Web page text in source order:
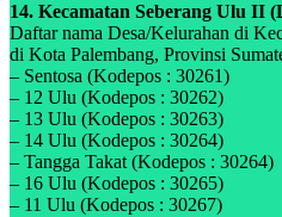
14. Kecamatan Seberang Ulu II
Daftar nama Desa/Kelurahan di
di Kota Palembang, Provinsi
– Sentosa (Kodepos : 30261)
– 12 Ulu (Kodepos : 30262)
– 13 Ulu (Kodepos : 30263)
– 14 Ulu (Kodepos : 30264)
– Tangga Takat (Kodepos : 30264)
– 16 Ulu (Kodepos : 30265)
– 11 Ulu (Kodepos : 30267)